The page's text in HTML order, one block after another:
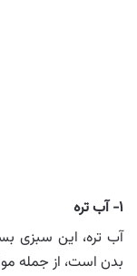
۱- آب تره
آب تره، این سبزی
بدن است، از جمله